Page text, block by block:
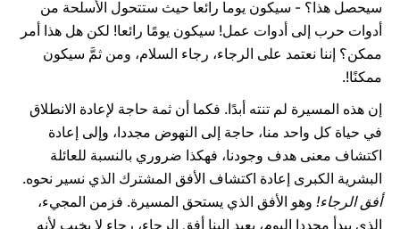
سيحصل هذا؟ - سيكون يوما رائعا حيث ستتحول الأسلحة من
أدوات حرب إلى أدوات عمل! سيكون يومًا رائعا! لكن هل هذا أمر
ممكن؟ إننا نعتمد على الرجاء، رجاء السلام، ومن ثمَّ سيكون
ممكنًا!.
إن هذه المسيرة لم تنته أبدًا. فكما أن ثمة حاجة لإعادة الانطلاق
في حياة كل واحد منا، حاجة إلى النهوض مجددا، وإلى إعادة
اكتشاف معنى هدف وجودنا، فهكذا ضروري بالنسبة للعائلة
البشرية الكبرى إعادة اكتشاف الأفق المشترك الذي نسير نحوه.
أفق الرجاء! وهو الأفق الذي يستحق المسيرة. فزمن المجيء،
الذي يبدأ مجددا اليوم، يعيد إلينا أفق الرجاء، رجاء لا يخيب لأنه